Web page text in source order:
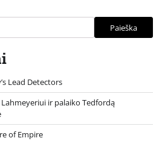
Paieška
Lead Detectors
ir palaiko Tedfordą
of Empire